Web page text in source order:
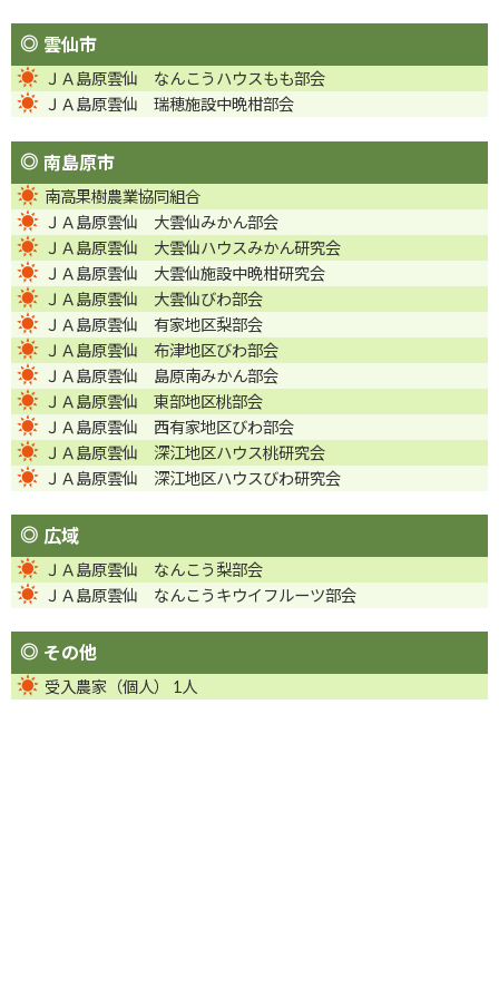
雲仙市
ＪＡ島原雲仙 なんこうハウスもも部会
ＪＡ島原雲仙 瑞穂施設中晩柑部会
南島原市
南高果樹農業協同組合
ＪＡ島原雲仙 大雲仙みかん部会
ＪＡ島原雲仙 大雲仙ハウスみかん研究会
ＪＡ島原雲仙 大雲仙施設中晩柑研究会
ＪＡ島原雲仙 大雲仙びわ部会
ＪＡ島原雲仙 有家地区梨部会
ＪＡ島原雲仙 布津地区びわ部会
ＪＡ島原雲仙 島原南みかん部会
ＪＡ島原雲仙 東部地区桃部会
ＪＡ島原雲仙 西有家地区びわ部会
ＪＡ島原雲仙 深江地区ハウス桃研究会
ＪＡ島原雲仙 深江地区ハウスびわ研究会
広域
ＪＡ島原雲仙 なんこう梨部会
ＪＡ島原雲仙 なんこうキウイフルーツ部会
その他
受入農家（個人） 1人